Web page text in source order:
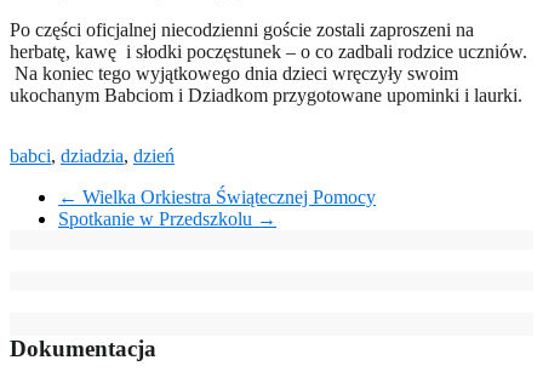
Po części oficjalnej niecodzienni goście zostali zaproszeni na
herbatę, kawę i słodki poczęstunek – o co zadbali rodzice uczniów.
Na koniec tego wyjątkowego dnia dzieci wręczyły swoim
ukochanym Babciom i Dziadkom przygotowane upominki i laurki.
babci, dziadzia, dzień
← Wielka Orkiestra Świątecznej Pomocy
Spotkanie w Przedszkolu →
Dokumentacja